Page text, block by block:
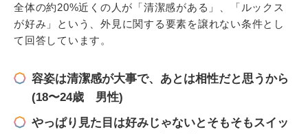
全体の約20%近くの人が「清潔感がある」、「ルックス
が好み」という、外見に関する要素を譲れない条件とし
て回答しています。
容姿は清潔感が大事で、あとは相性だと思うから
(18〜24歳 男性)
やっぱり見た目は好みじゃないとそもそもスイッ